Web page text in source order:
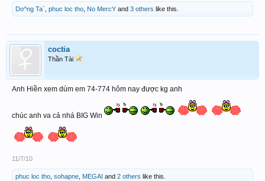
Do^ng Ta` phuc loc tho No MercY and 3 others like this.
coctia
Thần Tài
Anh Hiền xem dùm em 74-774 hôm nay được kg anh
chúc anh va cả nhá BIG Win
11/7/10
phuc loc tho sohapne MEGAI and 2 others like this.